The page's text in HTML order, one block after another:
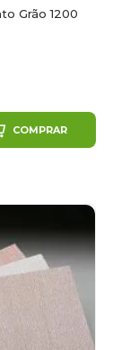
Grão 1200
COMPRAR